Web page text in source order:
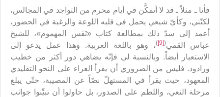
فأنا ـ مثلاً ـ قد لا أتمكَّن في أيام محرم من التواجد في المجالس،
لكنّني، وكأيّ شيعي يحمل في قلبه اللوعة والرغبة في الحضور،
أعمد إلى سدّ ذلك بمطالعة كتاب «نَفَس المهموم»، للشيخ
عباس القمي(
[9]
)، وهو باللغة العربية. وهذا عمل يدعو إلى
الاستعبار أيضاً. وبالنسبة لي فإنّه يضاهي دور أكثر من خطيب
ورادود. فليس من الضروري أن يقرأ العزاء على النحو التقليدي
المعهود، حيث يقرأ في المستهلّ نصّاً عن المصيبة، حتّى يبلغ
مرحلة النعي، واللطم على الصدور، بل حاولوا أن تبيِّنوا جوانب